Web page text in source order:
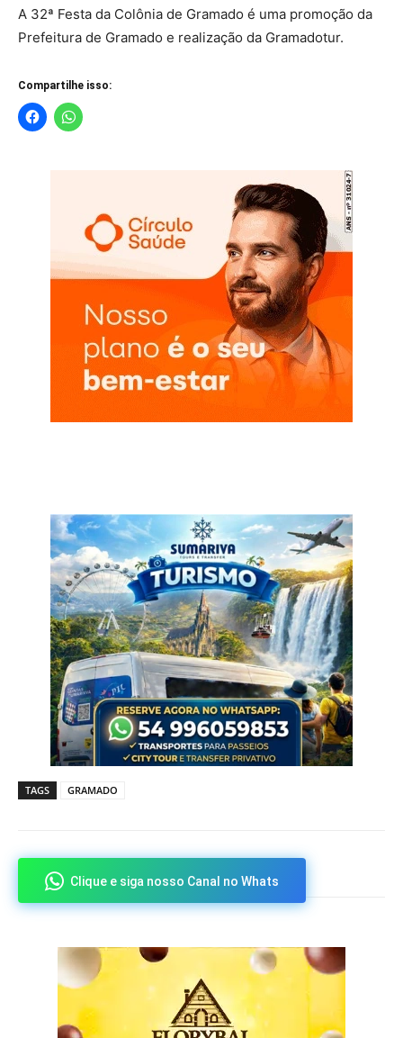
A 32ª Festa da Colônia de Gramado é uma promoção da
Prefeitura de Gramado e realização da Gramadotur.
Compartilhe isso:
TAGS GRAMADO
Clique e siga nosso Canal no Whats